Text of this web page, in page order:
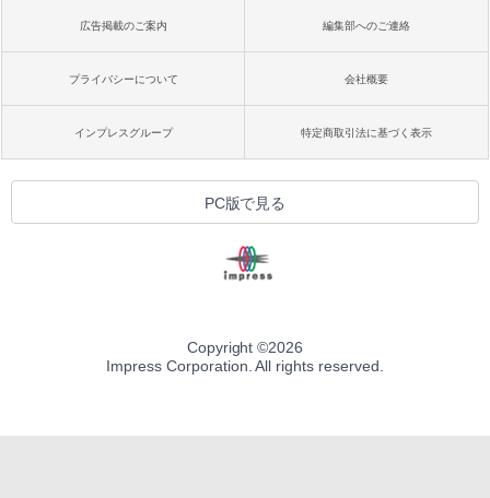
広告掲載のご案内 編集部へのご連絡
プライバシーについて 会社概要
インプレスグループ 特定商取引法に基づく表示
PC版で見る
Copyright ©2026
Impress Corporation. All rights reserved.